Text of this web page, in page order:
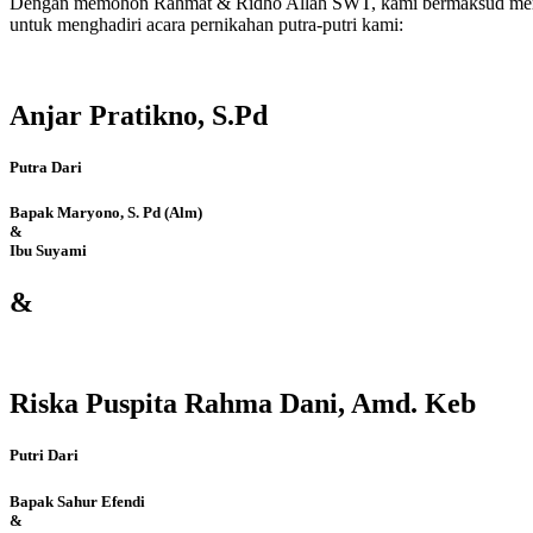
untuk menghadiri acara pernikahan putra-putri kami:
Anjar Pratikno, S.Pd
Putra Dari
Bapak Maryono, S. Pd (Alm)
&
Ibu Suyami
&
Riska Puspita Rahma Dani, Amd. Keb
Putri Dari
Bapak Sahur Efendi
&